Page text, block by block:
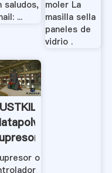
saludos,
...
moler La
masilla sella
paneles de
vidrio .
o